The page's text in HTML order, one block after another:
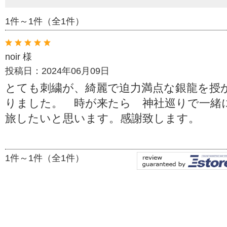
1件～1件（全1件）
noir 様
投稿日：2024年06月09日
とても刺繍が、綺麗で迫力満点な銀龍を授
りました。 時が来たら 神社巡りで一緒
旅したいと思います。感謝致します。
1件～1件（全1件）